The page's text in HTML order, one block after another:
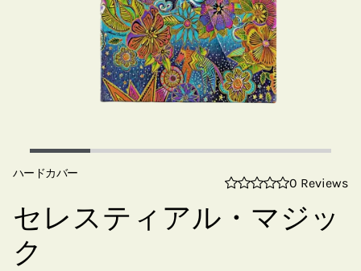
ハードカバー
0 Reviews
セレスティアル・マジッ
ク